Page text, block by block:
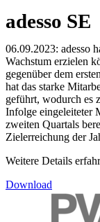
adesso SE
06.09.2023: adesso
Wachstum erzielen
gegenüber dem
hat das starke
geführt, wodurch es
Infolge eingeleiteter
zweiten Quartals
Zielerreichung der
Weitere Details
Download